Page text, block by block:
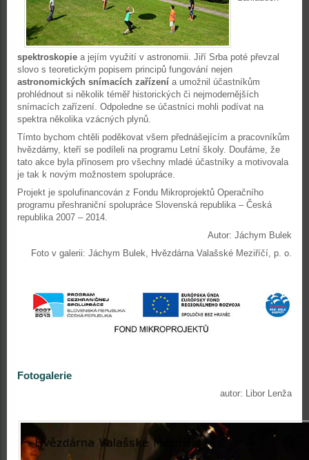
spektroskopie a jejím využití v astronomii. Jiří Srba poté převzal
slovo s teoretickým popisem principů fungování nejen
astronomických snímacích zařízení a umožnil účastníkům
prohlédnout si několik téměř historických či nejmodernějších
snímacích zařízení. Odpoledne se účastníci mohli podívat na
spektra několika vzácných plynů.
Tímto bychom chtěli poděkovat všem přednášejícím a pracovníkům
hvězdárny, kteří se podíleli na programu Letní školy. Doufáme, že
tato akce byla přínosem pro všechny mladé účastníky a motivovala
je tak k novým možnostem spolupráce.
Projekt je spolufinancován z Fondu Mikroprojektů Operačního
programu přeshraniční spolupráce Slovenská republika – Česká
republika 2007 – 2014.
Autor: Jáchym Bulek
Foto v galerii: Jáchym Bulek, Hvězdárna Valašské Meziříčí, p. o.
Fotogalerie
autor: Libor Lenža